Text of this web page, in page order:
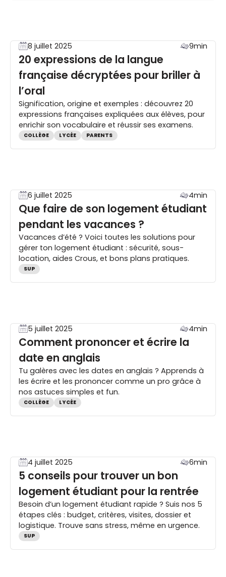
8 juillet 2025 9min
20 expressions de la langue
française décryptées pour briller à
l’oral
Signification, origine et exemples : découvrez 20
expressions françaises expliquées aux élèves, pour
enrichir son vocabulaire et réussir ses examens.
COLLÈGE LYCÉE PARENTS
6 juillet 2025 4min
Que faire de son logement étudiant
pendant les vacances ?
Vacances d’été ? Voici toutes les solutions pour
gérer ton logement étudiant : sécurité, sous-
location, aides Crous, et bons plans pratiques.
SUP
5 juillet 2025 4min
Comment prononcer et écrire la
date en anglais
Tu galères avec les dates en anglais ? Apprends à
les écrire et les prononcer comme un pro grâce à
nos astuces simples et fun.
COLLÈGE LYCÉE
4 juillet 2025 6min
5 conseils pour trouver un bon
logement étudiant pour la rentrée
Besoin d’un logement étudiant rapide ? Suis nos 5
étapes clés : budget, critères, visites, dossier et
logistique. Trouve sans stress, même en urgence.
SUP